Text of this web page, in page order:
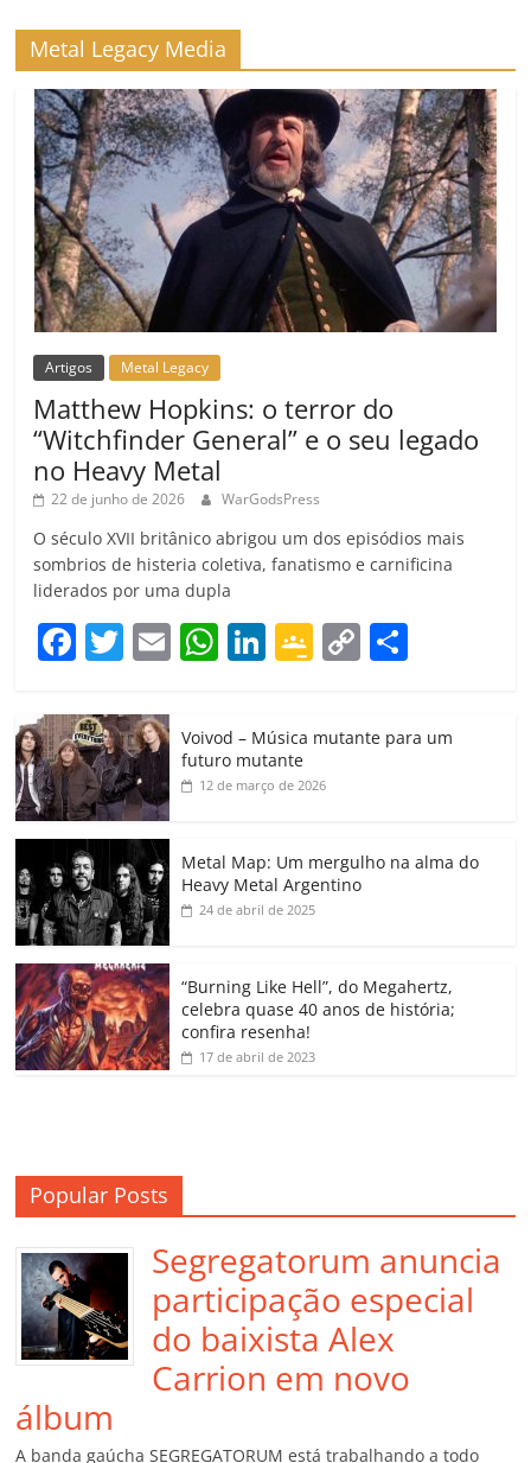
Metal Legacy Media
Artigos Metal Legacy
Matthew Hopkins: o terror do
“Witchfinder General” e o seu legado
no Heavy Metal
22 de junho de 2026 WarGodsPress
O século XVII britânico abrigou um dos episódios mais
sombrios de histeria coletiva, fanatismo e carnificina
liderados por uma dupla
F
a
c
e
b
o
o
k
T
w
itt
er
E
m
W
h
s
A
p
Li
n
e
dI
G
o
gl
e
a
ss
o
m
C
o
y
k
p
h
Voivod – Música mutante para um
futuro mutante
12 de março de 2026
Metal Map: Um mergulho na alma do
Heavy Metal Argentino
24 de abril de 2025
“Burning Like Hell”, do Megahertz,
celebra quase 40 anos de história;
confira resenha!
17 de abril de 2023
Popular Posts
Segregatorum anuncia
participação especial
do baixista Alex
Carrion em novo
álbum
A banda gaúcha SEGREGATORUM está trabalhando a todo